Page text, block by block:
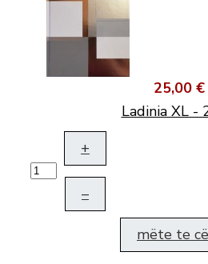
25,00 €
Ladinia XL -
+
–
mëte te